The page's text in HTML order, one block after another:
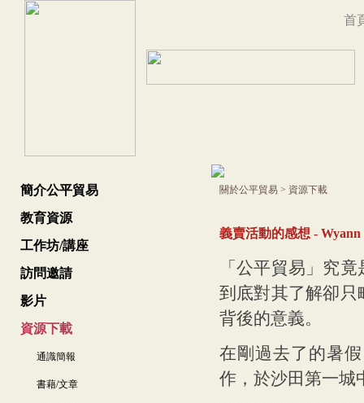
首
簡介公平貿易
教育資源
工作坊/講座
訪問邀請
影片
資源下載
通識簡報
書藉/文章
關於公平貿易 > 資源下載
義賣活動的感想 - Wyann
「公平貿易」究
到底對其了解卻只
背後的意義。
在剛過去了的暑
作，於沙田第一城